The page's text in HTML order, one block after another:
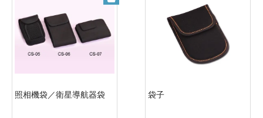
照相機袋／衛星導航器袋 袋子